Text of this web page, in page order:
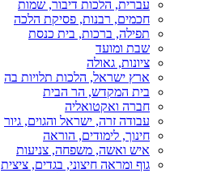
עברית, הלכות דיבור, שמות
חכמים, רבנות, פסיקת הלכה
תפילה, ברכות, בית כנסת
שבת ומועד
ציונות, גאולה
ארץ ישראל, הלכות תלויות בה
בית המקדש, הר הבית
חברה ואקטואליה
עבודה זרה, ישראל והגוים, גיור
חינוך, לימודים, הוראה
איש ואשה, משפחה, צניעות
גוף ומראה חיצוני, בגדים, ציצית